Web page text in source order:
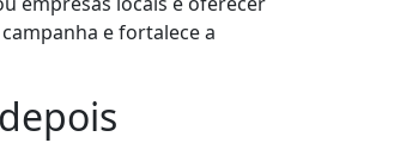
e fortalece a